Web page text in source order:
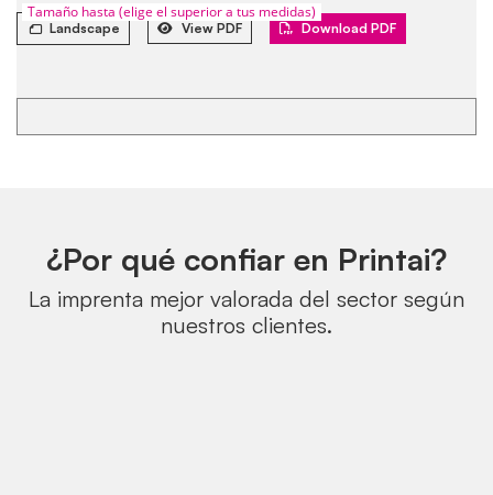
Tamaño hasta (elige el superior a tus medidas)
Landscape View PDF Download PDF
¿Por qué confiar en Printai?
La imprenta mejor valorada del sector según
nuestros clientes.